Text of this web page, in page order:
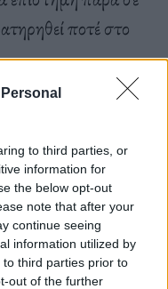
to third parties, or
information for
the below opt-out
note that after your
continue seeing
information utilized by
third parties prior to
out of the further
ποτέ στο
ή να
Από τον Ιούλιο,
εργασίες που